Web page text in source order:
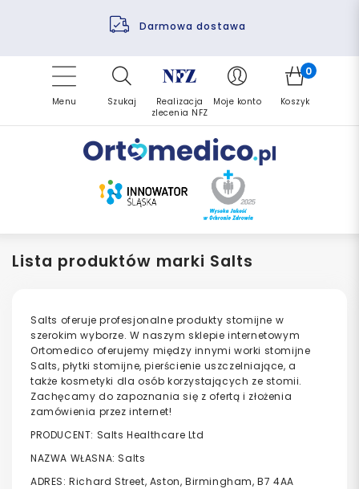
Darmowa dostawa
Pomoc fizjoterapeuty
Finansowanie PFRON
Refundacja NFZ
Zrealizuj zlecenie ponownie
Menu Szukaj
Realizacja
zlecenia NFZ
Moje konto
0
Koszyk
Lista produktów marki Salts
Salts oferuje profesjonalne produkty stomijne w
szerokim wyborze. W naszym sklepie internetowym
Ortomedico oferujemy między innymi worki stomijne
Salts, płytki stomijne, pierścienie uszczelniające, a
także kosmetyki dla osób korzystających ze stomii.
Zachęcamy do zapoznania się z ofertą i złożenia
zamówienia przez internet!
PRODUCENT: Salts Healthcare Ltd
NAZWA WŁASNA: Salts
ADRES: Richard Street, Aston, Birmingham, B7 4AA